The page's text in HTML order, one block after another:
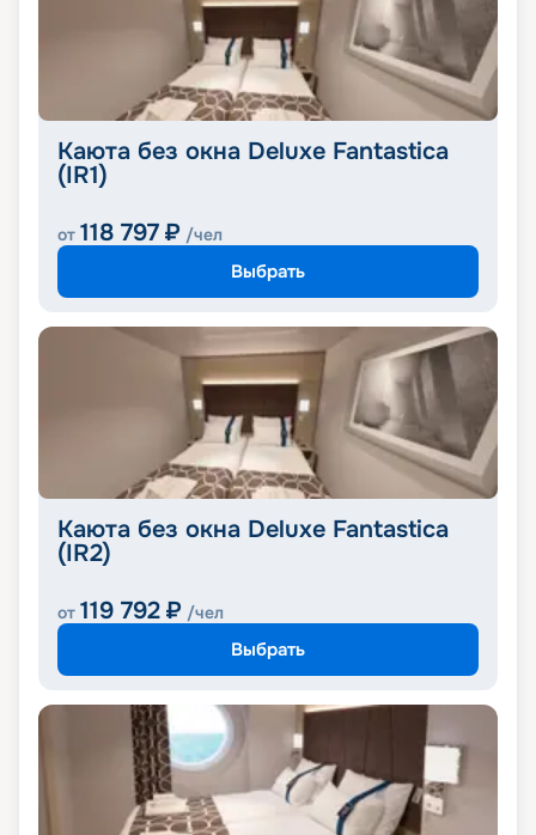
Каюта без окна Deluxe Fantastica
(IR1)
от 118 797 ₽ /чел
Выбрать
Каюта без окна Deluxe Fantastica
(IR2)
от 119 792 ₽ /чел
Выбрать